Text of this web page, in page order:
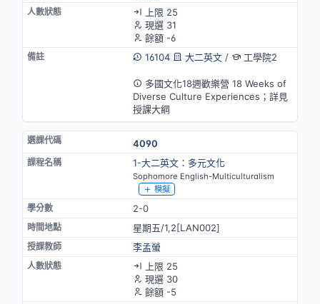
上限 25
現選 31
餘額 -6
16104
大二英文/ 工學院2
多國文化18週歡樂營 18 Weeks of
Diverse Culture Experiences；詳見
授課大綱
4090
1-大二英文：多元文化
Sophomore English-Multiculturalism
模擬
2-0
星期五/1,2[LAN002]
李孟螢
上限 25
現選 30
餘額 -5